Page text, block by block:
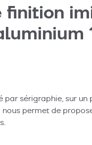
finition
par sérigraphie, sur
permet de